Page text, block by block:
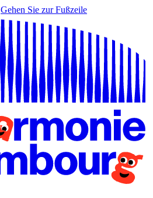
Gehen Sie zur Fußzeile